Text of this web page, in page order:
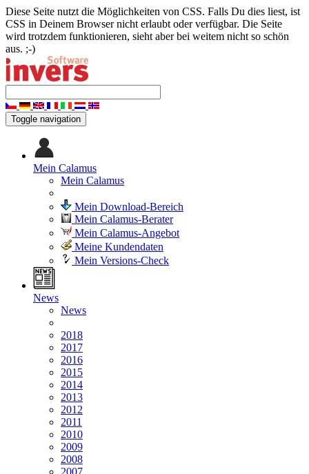
Diese Seite nutzt die Möglichkeiten von CSS. Falls Du dies liest, ist
CSS in Deinem Browser nicht erlaubt oder verfügbar. Die Seite
wird trotzdem funktionieren, sieht aber bei weitem nicht so schön
aus. ;-)
Toggle navigation
Mein Calamus
Mein Calamus
Mein Download-Bereich
Mein Calamus-Berater
Mein Calamus-Angebot
Meine Kundendaten
Mein Versions-Check
News
News
2018
2017
2016
2015
2014
2013
2012
2011
2010
2009
2008
2007